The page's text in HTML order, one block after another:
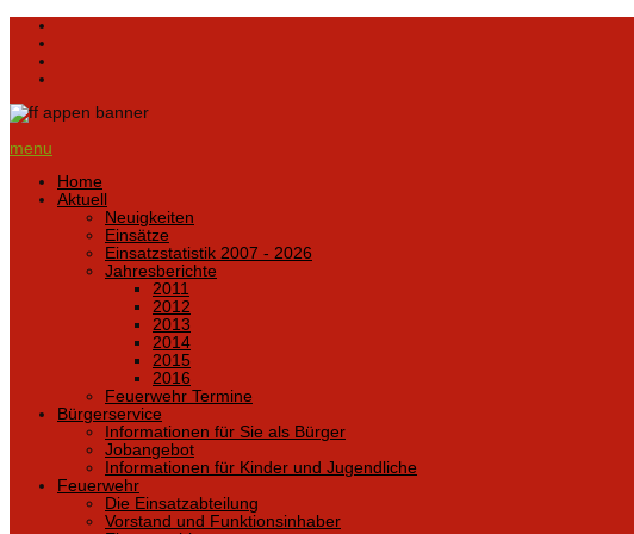
menu
Home
Aktuell
Neuigkeiten
Einsätze
Einsatzstatistik 2007 - 2026
Jahresberichte
2011
2012
2013
2014
2015
2016
Feuerwehr Termine
Bürgerservice
Informationen für Sie als Bürger
Jobangebot
Informationen für Kinder und Jugendliche
Feuerwehr
Die Einsatzabteilung
Vorstand und Funktionsinhaber